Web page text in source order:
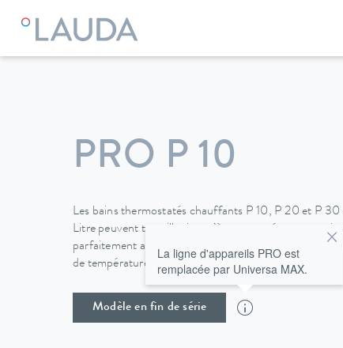
LAUDA Appareils de thermorégulation
PRO P 10
Les bains thermostatés chauffants P 10, P 20 et P
Litre peuvent travailler jusqu’à une température
parfaitement adaptés pour des applications
de température.
Modèle en fin de série
La ligne d'appareils PRO est
remplacée par Universa MAX.